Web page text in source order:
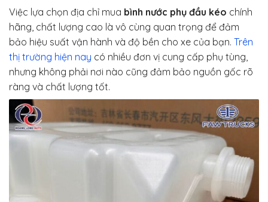
Việc lựa chọn địa chỉ mua bình nước phụ đầu kéo chính
hãng, chất lượng cao là vô cùng quan trọng để đảm
bảo hiệu suất vận hành và độ bền cho xe của bạn. Trên
thị trường hiện nay có nhiều đơn vị cung cấp phụ tùng,
nhưng không phải nơi nào cũng đảm bảo nguồn gốc rõ
ràng và chất lượng tốt.